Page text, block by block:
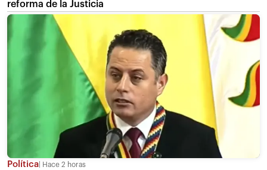
reforma de la Justicia
Política Hace 2 horas